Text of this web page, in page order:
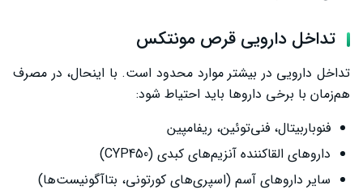
تداخل دارویی قرص مونتکس
تداخل دارویی در بیشتر موارد محدود است. با اینحال، در مصرف
هم‌زمان با برخی داروها باید احتیاط شود:
فنوباربیتال، فنی‌توئین، ریفامپین
داروهای القاکننده آنزیم‌های کبدی (CYP450)
سایر داروهای آسم (اسپری‌های کورتونی، بتاآگونیست‌ها)